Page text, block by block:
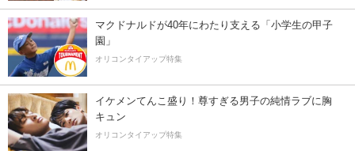
マクドナルドが40年にわたり支える「小学生の甲子
園」
オリコンタイアップ特集
イケメンてんこ盛り！尊すぎる男子の純情ラブに胸
キュン
オリコンタイアップ特集